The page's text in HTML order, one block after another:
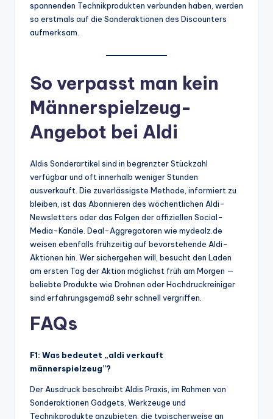
spannenden Technikprodukten verbunden haben, werden
so erstmals auf die Sonderaktionen des Discounters
aufmerksam.
So verpasst man kein
Männerspielzeug-
Angebot bei Aldi
Aldis Sonderartikel sind in begrenzter Stückzahl
verfügbar und oft innerhalb weniger Stunden
ausverkauft. Die zuverlässigste Methode, informiert zu
bleiben, ist das Abonnieren des wöchentlichen Aldi-
Newsletters oder das Folgen der offiziellen Social-
Media-Kanäle. Deal-Aggregatoren wie mydealz.de
weisen ebenfalls frühzeitig auf bevorstehende Aldi-
Aktionen hin. Wer sichergehen will, besucht den Laden
am ersten Tag der Aktion möglichst früh am Morgen —
beliebte Produkte wie Drohnen oder Hochdruckreiniger
sind erfahrungsgemäß sehr schnell vergriffen.
FAQs
F1: Was bedeutet „aldi verkauft
männerspielzeug”?
Der Ausdruck beschreibt Aldis Praxis, im Rahmen von
Sonderaktionen Gadgets, Werkzeuge und
Technikprodukte anzubieten, die typischerweise an